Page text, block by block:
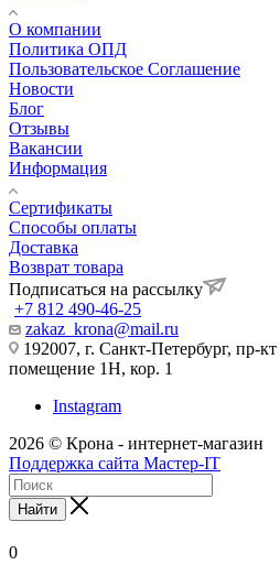
О компании
Политика ОПД
Пользовательское Соглашение
Новости
Блог
Отзывы
Вакансии
Информация
Сертификаты
Способы оплаты
Доставка
Возврат товара
Подписаться на рассылку
+7 812 490-46-25
zakaz_krona@mail.ru
192007, г. Санкт-Петербург, пр-
помещение 1Н, кор. 1
Instagram
2026 © Крона - интернет-магазин
Поддержка сайта Мастер-IT
Найти
0